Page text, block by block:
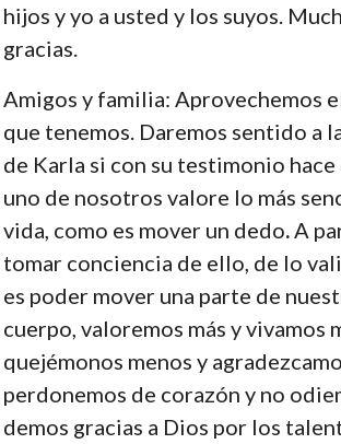
hijos y yo a usted y los suyos.
gracias.
Amigos y familia: Aprovechemos
que tenemos. Daremos sentido a
de Karla si con su testimonio hace
uno de nosotros valore lo más
vida, como es mover un dedo.A
tomar conciencia de ello, de lo
es poder mover una parte de
cuerpo, valoremos más y vivamos
quejémonos menos y
perdonemos de corazón y no
demos gracias a Dios por los